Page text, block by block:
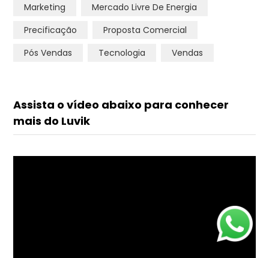
Marketing
Mercado Livre De Energia
Precificação
Proposta Comercial
Pós Vendas
Tecnologia Vendas
Assista o vídeo abaixo para conhecer
mais do Luvik